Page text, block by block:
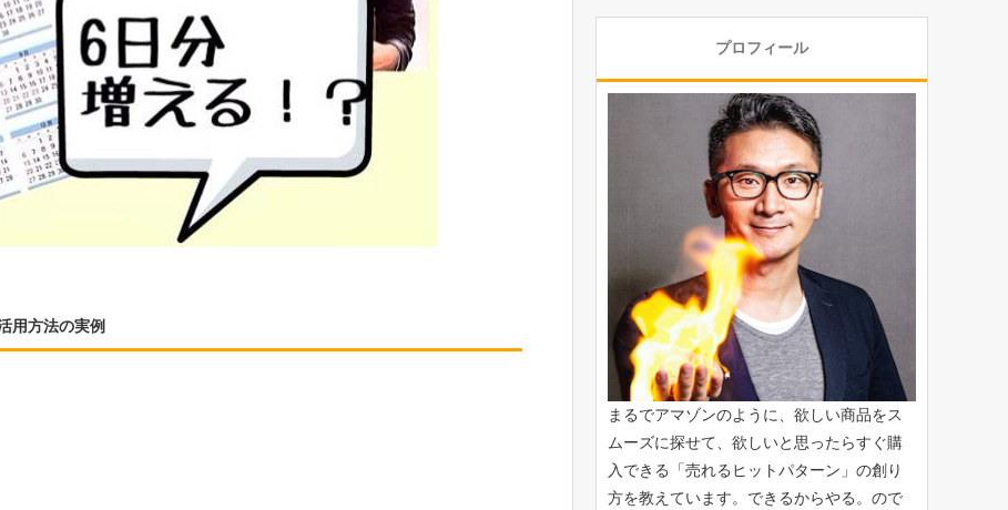
用方法の実例
プロフィール
まるでアマゾンのように、欲しい商品をス
ムーズに探せて、欲しいと思ったらすぐ購
入できる「売れるヒットパターン 」の創り
方を教えています。できるからやる。ので